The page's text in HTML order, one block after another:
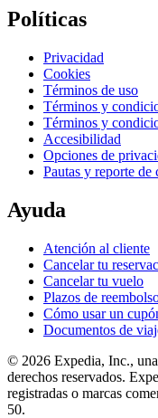
Políticas
Privacidad
Cookies
Términos de uso
Términos y
Términos y
Accesibilidad
Opciones de
Pautas y reporte de
Ayuda
Atención al cliente
Cancelar tu
Cancelar tu vuelo
Plazos de
Cómo usar un
Documentos de
© 2026 Expedia, Inc.,
derechos reservados.
registradas o marcas
50.